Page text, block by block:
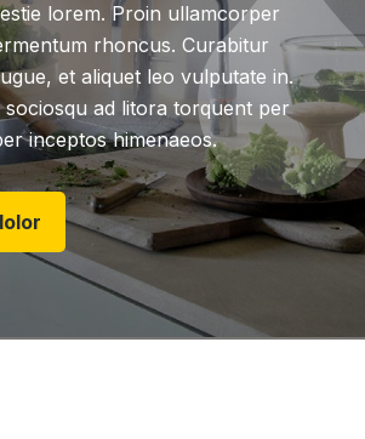
lorem. Proin ullamcorper
rhoncus. Curabitur
et aliquet leo vulputate in.
sociosqu ad litora torquent per
inceptos himenaeos.